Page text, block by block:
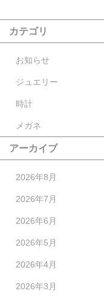
カテゴリ
お知らせ
ジュエリー
時計
メガネ
アーカイブ
2026年8月
2026年7月
2026年6月
2026年5月
2026年4月
2026年3月